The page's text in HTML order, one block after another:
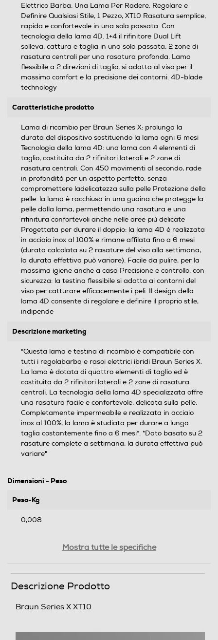
Elettrico Barba, Una Lama Per Radere, Regolare e
Definire Qualsiasi Stile, 1 Pezzo, XT10 Rasatura semplice,
rapida e confortevole in una sola passata. Con
tecnologia della lama 4D. 1+4 il rifinitore Dual Lift
solleva, cattura e taglia in una sola passata. 2 zone di
rasatura centrali per una rasatura profonda. Lama
flessibile a 2 direzioni di taglio, si adatta al viso per il
massimo comfort e la precisione dei contorni. 4D-blade
technology
Caratteristiche prodotto
Lama di ricambio per Braun Series X: prolunga la
durata del dispositivo sostituendo la lama ogni 6 mesi
Tecnologia della lama 4D: una lama con 4 elementi di
taglio, costituita da 2 rifinitori laterali e 2 zone di
rasatura centrali. Con 450 movimenti al secondo, rade
in profondità per un aspetto perfetto, senza
compromettere ladelicatezza sulla pelle Protezione della
pelle: la lama è racchiusa in una guaina che protegge la
pelle dalla lama, permettendo una rasatura e una
rifinitura confortevoli anche nelle aree più delicate
Progettata per durare il doppio: la lama 4D è realizzata
in acciaio inox al 100% e rimane affilata fino a 6 mesi
(durata calcolata su 2 rasature del viso alla settimana,
la durata effettiva può variare). Facile da pulire, per la
massima igiene anche a casa Precisione e controllo, con
sicurezza: la testina flessibile si adatta ai contorni del
viso per catturare efficacemente i peli. Il design della
lama 4D consente di regolare e definire il proprio stile,
indipende
Descrizione marketing
"Questa lama e testina di ricambio è compatibile con
tutti i regolabarba e rasoi elettrici ibridi Braun Series X.
La lama è dotata di quattro elementi di taglio ed è
costituita da 2 rifinitori laterali e 2 zone di rasatura
centrali. La tecnologia della lama 4D specializzata offre
una rasatura facile e confortevole, delicata sulla pelle.
Completamente impermeabile e realizzata in acciaio
inox al 100%, la lama è studiata per durare a lungo:
taglia costantemente fino a 6 mesi*. *Dato basato su 2
rasature complete a settimana, la durata effettiva può
variare"
Dimensioni - Peso
Peso-Kg
0,008
Informazioni sulla sicurezza del prodotto
Mostra tutte le specifiche
Descrizione Prodotto
Braun Series X XT10